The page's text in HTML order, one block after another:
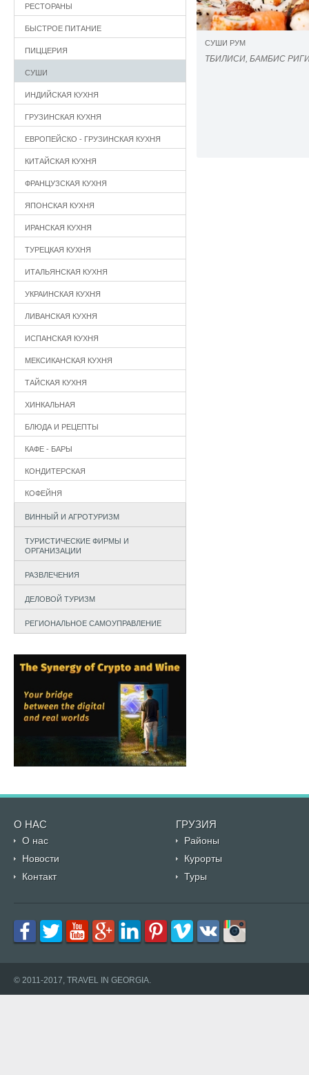
РЕСТОРАНЫ
БЫСТРОЕ ПИТАНИЕ
ПИЦЦЕРИЯ
СУШИ
ИНДИЙСКАЯ КУХНЯ
ГРУЗИНСКАЯ КУХНЯ
ЕВРОПЕЙСКО - ГРУЗИНСКАЯ КУХНЯ
КИТАЙСКАЯ КУХНЯ
ФРАНЦУЗСКАЯ КУХНЯ
ЯПОНСКАЯ КУХНЯ
ИРАНСКАЯ КУХНЯ
ТУРЕЦКАЯ КУХНЯ
ИТАЛЬЯНСКАЯ КУХНЯ
УКРАИНСКАЯ КУХНЯ
ЛИВАНСКАЯ КУХНЯ
ИСПАНСКАЯ КУХНЯ
МЕКСИКАНСКАЯ КУХНЯ
ТАЙСКАЯ КУХНЯ
ХИНКАЛЬНАЯ
БЛЮДА И РЕЦЕПТЫ
КАФЕ - БАРЫ
КОНДИТЕРСКАЯ
КОФЕЙНЯ
ВИННЫЙ И АГРОТУРИЗМ
ТУРИСТИЧЕСКИЕ ФИРМЫ И
ОРГАНИЗАЦИИ
РАЗВЛЕЧЕНИЯ
ДЕЛОВОЙ ТУРИЗМ
РЕГИОНАЛЬНОЕ САМОУПРАВЛЕНИЕ
СУШИ РУМ
ТБИЛИСИ, БАМБИС
О НАС ГРУЗИЯ
О нас
Районы
Новости
Курорты
Контакт
Туры
© 2011-2017, TRAVEL IN GEORGIA.